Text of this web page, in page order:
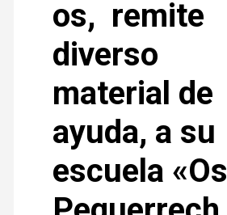
os, remite
diverso
material de
ayuda, a su
escuela «Os